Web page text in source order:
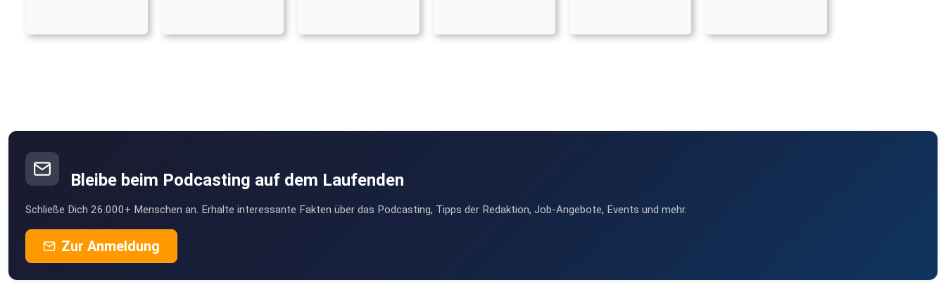
Bleibe beim Podcasting auf dem Laufenden
Schließe Dich 26.000+ Menschen an. Erhalte interessante Fakten über das Podcasting, Tipps der Redaktion, Job-Angebote, Events und mehr.
Zur Anmeldung